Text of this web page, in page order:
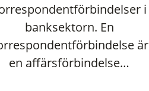
i
banksektorn. En
är
en affärsförbindelse…